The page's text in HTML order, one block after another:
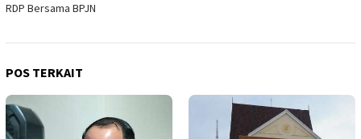
RDP Bersama BPJN
POS TERKAIT